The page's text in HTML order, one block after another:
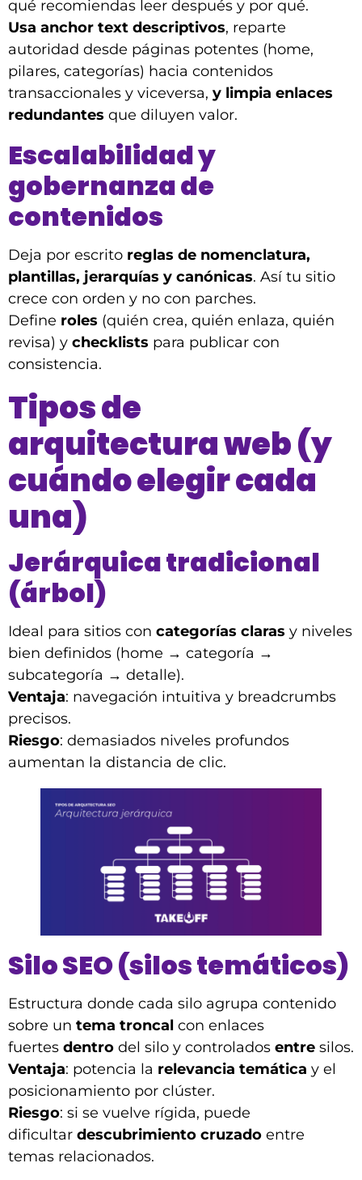
qué recomiendas leer después y por qué.
Usa anchor text descriptivos, reparte
autoridad desde páginas potentes (home,
pilares, categorías) hacia contenidos
transaccionales y viceversa, y limpia enlaces
redundantes que diluyen valor.
Escalabilidad y
gobernanza de
contenidos
Deja por escrito reglas de nomenclatura,
plantillas, jerarquías y canónicas. Así tu sitio
crece con orden y no con parches.
Define roles (quién crea, quién enlaza, quién
revisa) y checklists para publicar con
consistencia.
Tipos de
arquitectura web (y
cuándo elegir cada
una)
Jerárquica tradicional
(árbol)
Ideal para sitios con categorías claras y niveles
bien definidos (home → categoría →
subcategoría → detalle).
Ventaja: navegación intuitiva y breadcrumbs
precisos.
Riesgo: demasiados niveles profundos
aumentan la distancia de clic.
Silo SEO (silos temáticos)
Estructura donde cada silo agrupa contenido
sobre un tema troncal con enlaces
fuertes dentro del silo y controlados entre silos.
Ventaja: potencia la relevancia temática y el
posicionamiento por clúster.
Riesgo: si se vuelve rígida, puede
dificultar descubrimiento cruzado entre
temas relacionados.